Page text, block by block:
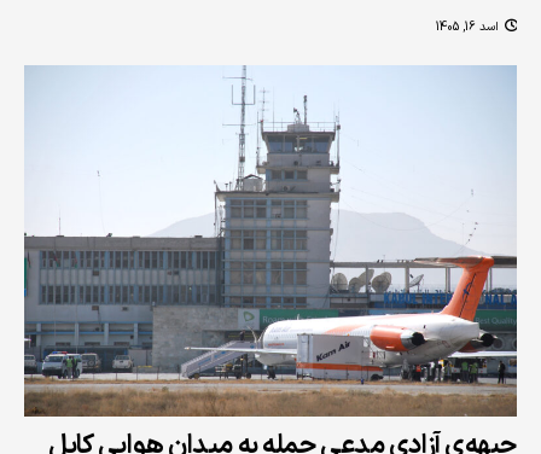
اسد 16, 1405